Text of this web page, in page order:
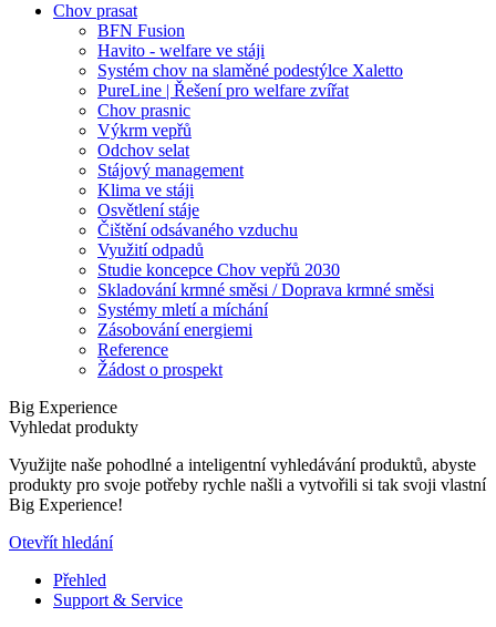
Chov prasat
BFN Fusion
Havito - welfare ve stáji
Systém chov na slaměné podestýlce Xaletto
PureLine | Řešení pro welfare zvířat
Chov prasnic
Výkrm vepřů
Odchov selat
Stájový management
Klima ve stáji
Osvětlení stáje
Čištění odsávaného vzduchu
Využití odpadů
Studie koncepce Chov vepřů 2030
Skladování krmné směsi / Doprava krmné směsi
Systémy mletí a míchání
Zásobování energiemi
Reference
Žádost o prospekt
Big Experience
Vyhledat produkty
Využijte naše pohodlné a inteligentní vyhledávání produktů, abyste
produkty pro svoje potřeby rychle našli a vytvořili si tak svoji vlastní
Big Experience!
Otevřít hledání
Přehled
Support & Service